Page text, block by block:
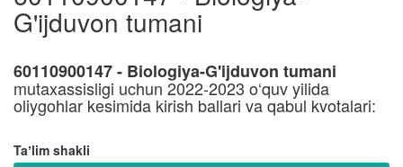
G'ijduvon tumani
60110900147 - Biologiya-G'ijduvon tumani
mutaxassisligi uchun 2022-2023 o‘quv yilida
oliygohlar kesimida kirish ballari va qabul kvotalari:
Taʼlim shakli